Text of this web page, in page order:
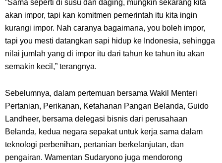
”Sama seperti di susu dan daging, mungkin sekarang kita
akan impor, tapi kan komitmen pemerintah itu kita ingin
kurangi impor. Nah caranya bagaimana, you boleh impor,
tapi you mesti datangkan sapi hidup ke Indonesia, sehingga
nilai jumlah yang di impor itu dari tahun ke tahun itu akan
semakin kecil,” terangnya.
Sebelumnya, dalam pertemuan bersama Wakil Menteri
Pertanian, Perikanan, Ketahanan Pangan Belanda, Guido
Landheer, bersama delegasi bisnis dari perusahaan
Belanda, kedua negara sepakat untuk kerja sama dalam
teknologi perbenihan, pertanian berkelanjutan, dan
pengairan. Wamentan Sudaryono juga mendorong